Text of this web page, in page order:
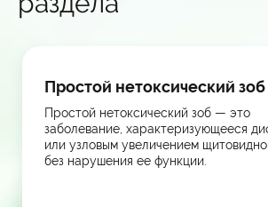
Простой нетоксический зоб
Простой нетоксический зоб — это
заболевание, характеризующееся
или узловым увеличением
без нарушения ее функции.